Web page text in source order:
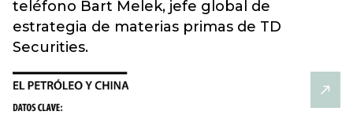
teléfono Bart Melek, jefe global de
estrategia de materias primas de TD
Securities.